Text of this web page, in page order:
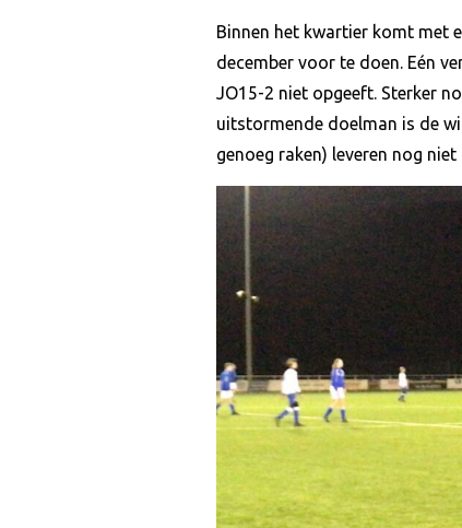
Binnen het kwartier komt met
december voor te doen. Eén
JO15-2 niet opgeeft. Sterker
uitstormende doelman is de
genoeg raken) leveren nog